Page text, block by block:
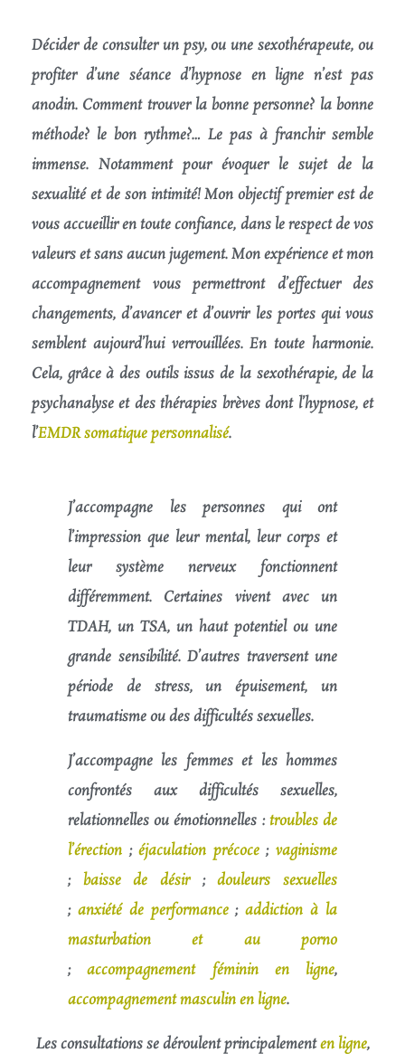
Décider de consulter un psy, ou une sexothérapeute, ou
profiter d’une séance d’hypnose en ligne n’est pas
anodin. Comment trouver la bonne personne? la bonne
méthode? le bon rythme?… Le pas à franchir semble
immense. Notamment pour évoquer le sujet de la
sexualité et de son intimité! Mon objectif premier est de
vous accueillir en toute confiance, dans le respect de vos
valeurs et sans aucun jugement. Mon expérience et mon
accompagnement vous permettront d’effectuer des
changements, d’avancer et d’ouvrir les portes qui vous
semblent aujourd’hui verrouillées.En toute harmonie.
Cela, grâce à des outils issus de la sexothérapie, de la
psychanalyse et des thérapies brèves dont l’hypnose, et
l’EMDR somatique personnalisé.
J’accompagne les personnes qui ont
l’impression que leur mental, leur corps et
leur système nerveux fonctionnent
différemment. Certaines vivent avec un
TDAH, un TSA, un haut potentiel ou une
grande sensibilité. D’autres traversent une
période de stress, un épuisement, un
traumatisme ou des difficultés sexuelles.
J’accompagne les femmes et les hommes
confrontés aux difficultés sexuelles,
relationnelles ou émotionnelles :troubles de
l’érection ;éjaculation précoce;vaginisme
; baisse de désir;douleurs sexuelles
; anxiété de performance;addiction à la
masturbation et au porno
;accompagnement féminin en ligne,
accompagnement masculin en ligne.
Les consultations se déroulent principalementen ligne,